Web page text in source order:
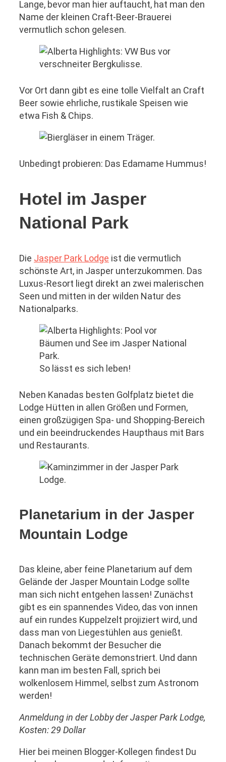
Lange, bevor man hier auftaucht, hat man den
Name der kleinen Craft-Beer-Brauerei
vermutlich schon gelesen.
Vor Ort dann gibt es eine tolle Vielfalt an Craft
Beer sowie ehrliche, rustikale Speisen wie
etwa Fish & Chips.
Unbedingt probieren: Das Edamame Hummus!
Hotel im Jasper
National Park
Die Jasper Park Lodge ist die vermutlich
schönste Art, in Jasper unterzukommen. Das
Luxus-Resort liegt direkt an zwei malerischen
Seen und mitten in der wilden Natur des
Nationalparks.
So lässt es sich leben!
Neben Kanadas besten Golfplatz bietet die
Lodge Hütten in allen Größen und Formen,
einen großzügigen Spa- und Shopping-Bereich
und ein beeindruckendes Haupthaus mit Bars
und Restaurants.
Planetarium in der Jasper
Mountain Lodge
Das kleine, aber feine Planetarium auf dem
Gelände der Jasper Mountain Lodge sollte
man sich nicht entgehen lassen! Zunächst
gibt es ein spannendes Video, das von innen
auf ein rundes Kuppelzelt projiziert wird, und
dass man von Liegestühlen aus genießt.
Danach bekommt der Besucher die
technischen Geräte demonstriert. Und dann
kann man im besten Fall, sprich bei
wolkenlosem Himmel, selbst zum Astronom
werden!
Anmeldung in der Lobby der Jasper Park Lodge,
Kosten: 29 Dollar
Hier bei meinen Blogger-Kollegen findest Du